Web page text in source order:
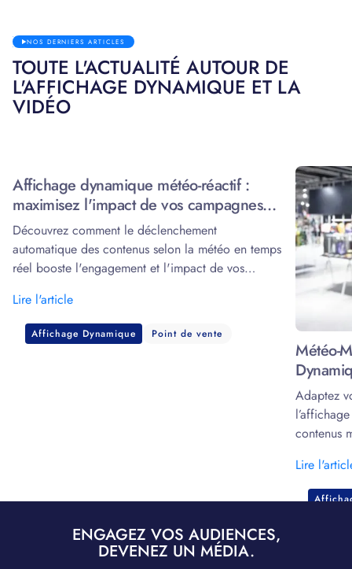
NOS DERNIERS ARTICLES
TOUTE L'ACTUALITÉ AUTOUR DE
L'AFFICHAGE DYNAMIQUE ET LA
VIDÉO
Affichage dynamique météo-réactif :
maximisez l'impact de vos campagnes
grâce à la data
Découvrez comment le déclenchement
automatique des contenus selon la météo en temps
réel booste l'engagement et l'impact de vos
Lire l'article
Affichage Dynamique Point de vente
Météo-
Adaptez
contenus
Lire
ENGAGEZ VOS AUDIENCES,
DEVENEZ UN MÉDIA.